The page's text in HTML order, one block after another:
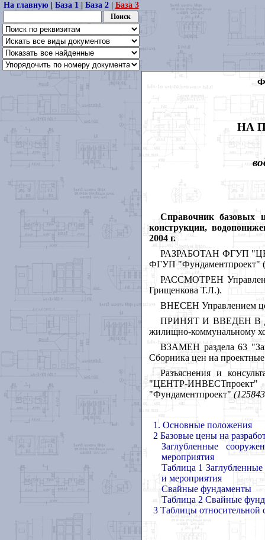
На главную| База 1| База 2| База 3
НА
Справочник базовых
конструкции,
2004 г.
РАЗРАБОТАН ФГУП
ФГУП
РАССМОТРЕН
Грищенкова Т.Л.).
ВНЕСЕН Управлением
ПРИНЯТ И ВВЕДЕН В
жилищно-коммунальному
ВЗАМЕН раздела 63
Сборника цен на проектные
Разъяснения и
"ЦЕНТР-ИНВЕСТпроект"
"Фундаментпроект"
1.Основные положения
2Базовые цены на
Заглубленные
мероприятия
Таблица 1
и мероприятия
Свайные фундаменты
Таблица 2 Свайные
3Таблицы относительной